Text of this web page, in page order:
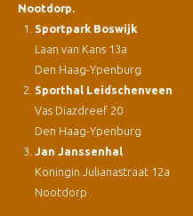
Nootdorp.
Sportpark Boswijk
Laan van Kans 13a
Den Haag-Ypenburg
Sporthal Leidschenveen
Vas Diazdreef 20
Den Haag-Ypenburg
Jan Janssenhal
Koningin Julianastraat 12a
Nootdorp